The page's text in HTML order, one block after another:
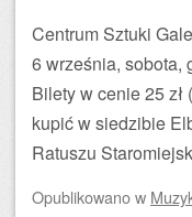
Centrum Sztuki
6 września, sobota,
Bilety w cenie 25 zł
kupić w siedzibie
Ratuszu
Opublikowanow